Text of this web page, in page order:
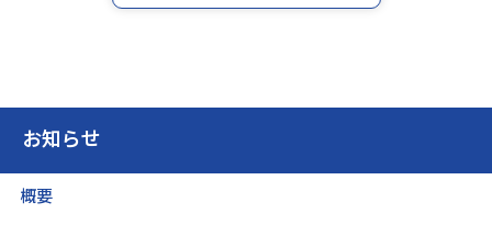
お知らせ
概要